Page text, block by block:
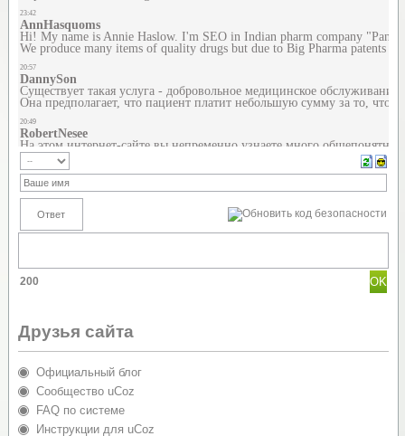
200
Друзья сайта
Официальный блог
Сообщество uCoz
FAQ по системе
Инструкции для uCoz